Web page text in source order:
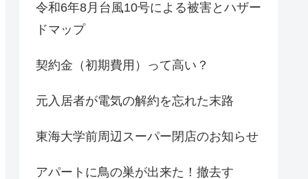
令和6年8月台風10号による被害とハザー
ドマップ
契約金（初期費用）って高い？
元入居者が電気の解約を忘れた末路
東海大学前周辺スーパー閉店のお知らせ
アパートに鳥の巣が出来た！撤去す